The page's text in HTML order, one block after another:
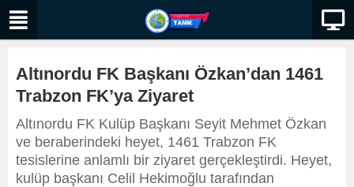
Altınordu FK Başkanı Özkan’dan 1461
Trabzon FK’ya Ziyaret
Altınordu FK Kulüp Başkanı Seyit Mehmet Özkan
ve beraberindeki heyet, 1461 Trabzon FK
tesislerine anlamlı bir ziyaret gerçekleştirdi. Heyet,
kulüp başkanı Celil Hekimoğlu tarafından